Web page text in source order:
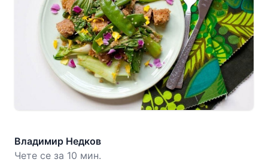
Владимир Недков
Чете се за 10 мин.